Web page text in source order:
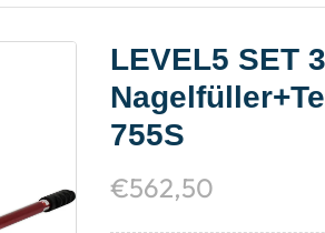
LEVEL5 SET
755S
€562,50